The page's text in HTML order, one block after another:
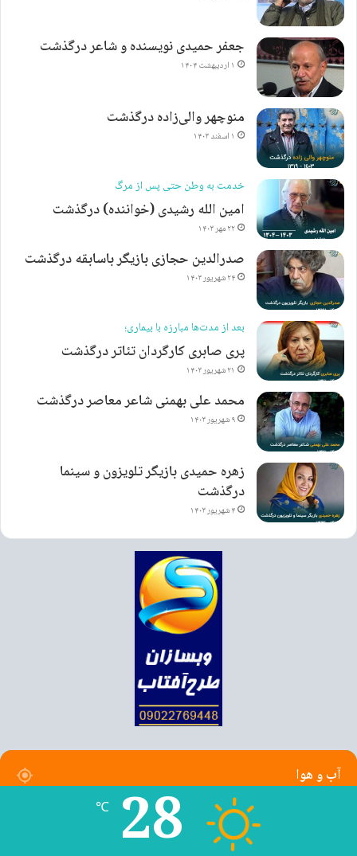
جعفر حمیدی نویسنده و شاعر درگذشت
۱ اردیبهشت ۱۴۰۴
منوچهر والی‌زاده درگذشت
۱ اسفند ۱۴۰۳
خدمت به وطن حتی پس از مرگ
امین الله رشیدی (خواننده) درگذشت
۲۲ مهر ۱۴۰۳
صدرالدین حجازی بازیگر باسابقه درگذشت
۲۴ شهریور ۱۴۰۳
بعد از مدت‌ها مبارزه با بیماری؛
پری صابری کارگردان تئاتر درگذشت
۲۱ شهریور ۱۴۰۳
محمد علی بهمنی شاعر معاصر درگذشت
۹ شهریور ۱۴۰۳
زهره حمیدی بازیگر تلویزون و سینما
درگذشت
۴ شهریور ۱۴۰۳
آب و هوا
28
℃